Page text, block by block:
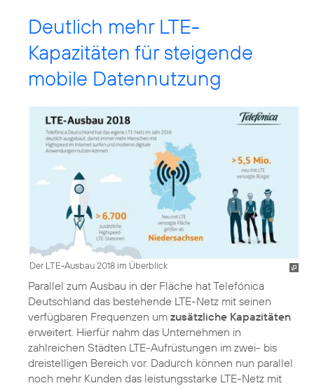
Deutlich mehr LTE-
Kapazitäten für steigende
mobile Datennutzung
Der LTE-Ausbau 2018 im Überblick
Parallel zum Ausbau in der Fläche hat Telefónica
Deutschland das bestehende LTE-Netz mit seinen
verfügbaren Frequenzen um zusätzliche Kapazitäten
erweitert. Hierfür nahm das Unternehmen in
zahlreichen Städten LTE-Aufrüstungen im zwei- bis
dreistelligen Bereich vor. Dadurch können nun parallel
noch mehr Kunden das leistungsstarke LTE-Netz mit